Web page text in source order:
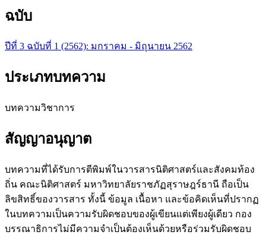
ฉบับ
ปีที่ 3 ฉบับที่ 1 (2562): มกราคม - มิถุนายน 2562
ประเภทบทความ
บทความวิชาการ
สัญญาอนุญาต
บทความที่ได้รับการตีพิมพ์ในวารสารนิติศาสตร์และสังคมท้อง
ถิ่น คณะนิติศาสตร์ มหาวิทยาลัยราชภัฏสุราษฎร์ธานี ถือเป็น
ลิขสิทธิ์ของวารสาร ทั้งนี้ ข้อมูล เนื้อหา และข้อคิดเห็นที่ปรากฏ
ในบทความเป็นความรับผิดชอบของผู้เขียนแต่เพียงผู้เดียว กอง
บรรณาธิการไม่มีความจำเป็นต้องเห็นด้วยหรือร่วมรับผิดชอบ